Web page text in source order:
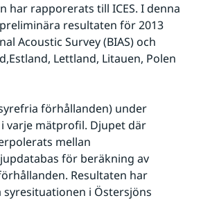
rapporerats till ICES. I denna
resultaten för 2013
Acoustic Survey (BIAS) och
Lettland, Litauen, Polen
förhållanden) under
varje mätprofil. Djupet där
mellan
för beräkning av
Resultaten har
i Östersjöns